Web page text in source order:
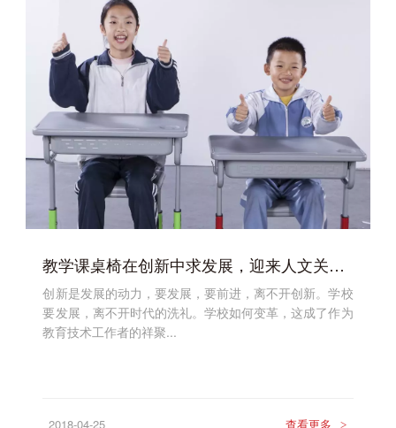
教学课桌椅在创新中求发展，迎来人文关怀时代
创新是发展的动力，要发展，要前进，离不开创新。学校
要发展，离不开时代的洗礼。学校如何变革，这成了作为
教育技术工作者的祥聚...
2018-04-25 查看更多 >